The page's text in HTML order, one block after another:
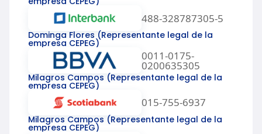
488-328787305-5
Dominga Flores (Representante legal de la
empresa CEPEG)
0011-0175-
0200635305
Milagros Campos (Representante legal de la
empresa CEPEG)
015-755-6937
Milagros Campos (Representante legal de la
empresa CEPEG)